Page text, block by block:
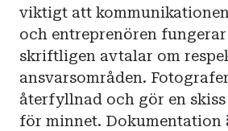
viktigt att
och entreprenören
skriftligen avtalar om
ansvarsområden.
återfyllnad och gör en
för minnet. Dokumentation